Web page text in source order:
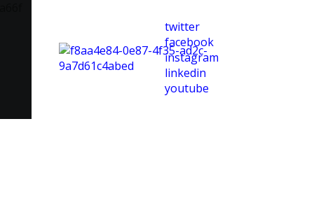
twitter
facebook
instagram
linkedin
youtube